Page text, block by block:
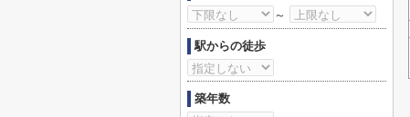
～
駅からの徒歩
築年数